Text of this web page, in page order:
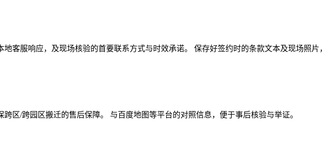
客服响应，及现场核验的首要联系方式与时效承诺。 保存好签约时的条款文本及现场照片，
区/跨园区搬迁的售后保障。 与百度地图等平台的对照信息，便于事后核验与举证。